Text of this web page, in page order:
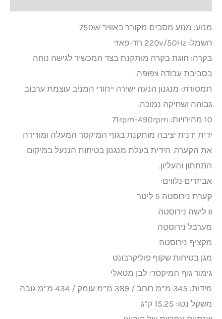
מנוע: מנוע מסבים מקורר באוויר 750W
חשמל: 220v/50Hz חד-פאזי
בקרה: חוגת בקרה מותקנת בצד המכשיר לגישה נוחה
בסביבת עבודה צפופה.
תמסורת: מנגנון הנעה ישירה ייחודי המניב עוצמת ערבוב
גבוהה ושחיקה נמוכה.
10 מהירויות: 71rpm-490rpm
ידית ידנית יציבה מותקנת בגוף המיקסר המעלה ומורידה
את הקערה. הידית בעלת מנגנון בטיחות הננעל במיקום
התחתון והעליון.
אביזרים נלווים:
קערת נירוסטה 5 ליטר
וו לישה נירוסטה
מערבל נירוסטה
מקציף נירוסטה
מגן בטיחות שקוף פוליקרבונט
גימור גוף המיקסר: לבן מטאלי
מידות: 345 מ”מ רוחב / 389 מ”מ עומק / 434 מ”מ גובה
משקל נטו: 15.25 ק”ג